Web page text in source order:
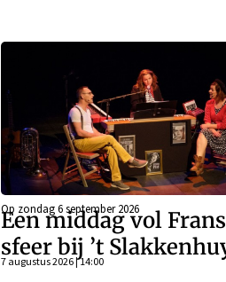
Op zondag 6 september 2026
Een middag vol
sfeer bij ’t
7 augustus 2026 | 14:00